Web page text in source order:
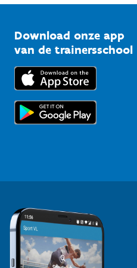
Bedrijven
Trainers en begeleiders
Topsporters
Vlaamse Trainersschool
Kennisplatform
Downloads
Voor de pers
Download onze app
van de trainersschool